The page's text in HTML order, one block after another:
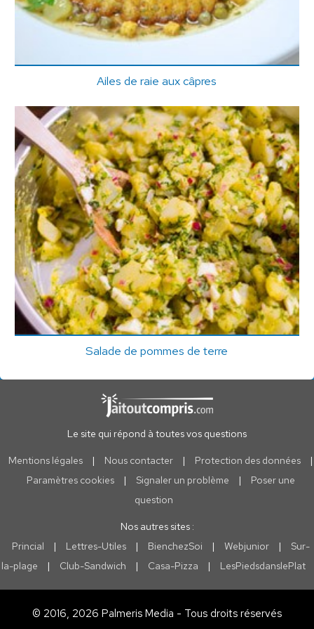
Ailes de raie aux câpres
Salade de pommes de terre
Le site qui répond à toutes vos questions
Mentions légales | Nous contacter | Protection des données
|
Paramètres cookies
| Signaler un problème |
Poser une
question
Nos autres sites :
Princial
| Lettres-Utiles | BienchezSoi | Webjunior |
Sur-
la-plage
| Club-Sandwich | Casa-Pizza | LesPiedsdanslePlat
© 2016, 2026 Palmeris Media - Tous droits réservés